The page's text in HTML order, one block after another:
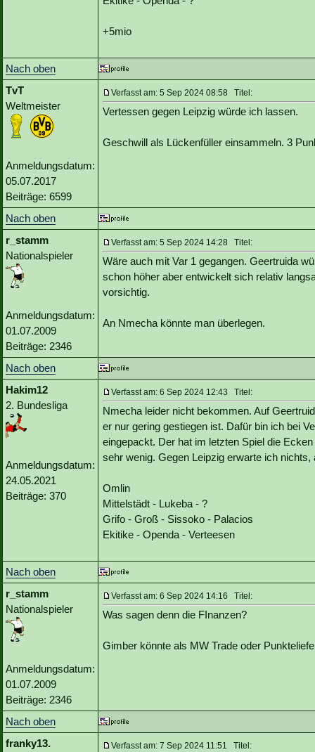
+5mio
Nach oben
TvT
Weltmeister
Anmeldungsdatum:
05.07.2017
Beiträge: 6599
Verfasst am: 5 Sep 2024 08:58 Titel:
Vertessen gegen Leipzig würde ich lassen.
Geschwill als Lückenfüller einsammeln. 3
Nach oben
r_stamm
Nationalspieler
Anmeldungsdatum:
01.07.2009
Beiträge: 2346
Verfasst am: 5 Sep 2024 14:28 Titel:
Wäre auch mit Var 1 gegangen. Geertruida
schon höher aber entwickelt sich relativ
vorsichtig.
An Nmecha könnte man überlegen.
Nach oben
Hakim12
2. Bundesliga
Anmeldungsdatum:
24.05.2021
Beiträge: 370
Verfasst am: 6 Sep 2024 12:43 Titel:
Nmecha leider nicht bekommen. Auf
er nur gering gestiegen ist. Dafür bin ich bei
eingepackt. Der hat im letzten Spiel die
sehr wenig. Gegen Leipzig erwarte ich
Omlin
Mittelstädt - Lukeba - ?
Grifo - Groß - Sissoko - Palacios
Ekitike - Openda - Verteesen
Nach oben
r_stamm
Nationalspieler
Anmeldungsdatum:
01.07.2009
Beiträge: 2346
Verfasst am: 6 Sep 2024 14:16 Titel:
Was sagen denn die FInanzen?
Gimber könnte als MW Trade oder
Nach oben
franky13.
Verfasst am: 7 Sep 2024 11:51 Titel: